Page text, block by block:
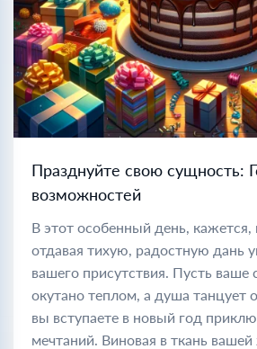
Празднуйте свою сущность:
возможностей
В этот особенный день, кажется,
отдавая тихую, радостную дань
вашего присутствия. Пусть ваше
окутано теплом, а душа танцует
вы вступаете в новый год
мечтаний. Виновая в ткань вашей